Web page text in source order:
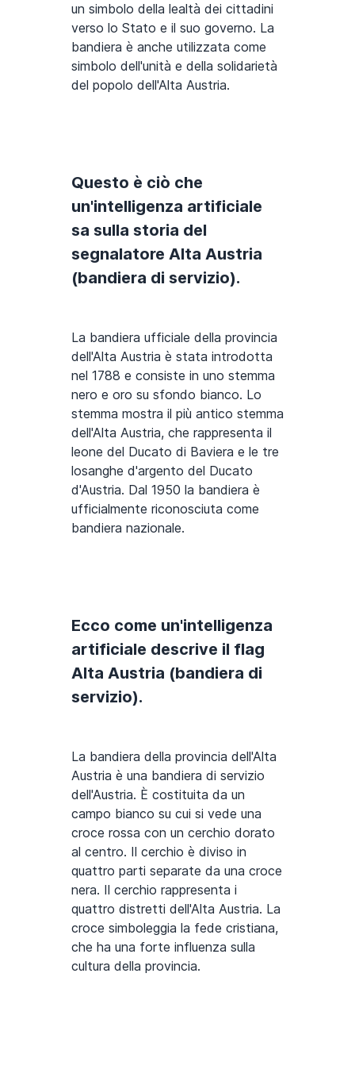
un simbolo della lealtà dei cittadini
verso lo Stato e il suo governo. La
bandiera è anche utilizzata come
simbolo dell'unità e della solidarietà
del popolo dell'Alta Austria.
Questo è ciò che
un'intelligenza artificiale
sa sulla storia del
segnalatore Alta Austria
(bandiera di servizio).
La bandiera ufficiale della provincia
dell'Alta Austria è stata introdotta
nel 1788 e consiste in uno stemma
nero e oro su sfondo bianco. Lo
stemma mostra il più antico stemma
dell'Alta Austria, che rappresenta il
leone del Ducato di Baviera e le tre
losanghe d'argento del Ducato
d'Austria. Dal 1950 la bandiera è
ufficialmente riconosciuta come
bandiera nazionale.
Ecco come un'intelligenza
artificiale descrive il flag
Alta Austria (bandiera di
servizio).
La bandiera della provincia dell'Alta
Austria è una bandiera di servizio
dell'Austria. È costituita da un
campo bianco su cui si vede una
croce rossa con un cerchio dorato
al centro. Il cerchio è diviso in
quattro parti separate da una croce
nera. Il cerchio rappresenta i
quattro distretti dell'Alta Austria. La
croce simboleggia la fede cristiana,
che ha una forte influenza sulla
cultura della provincia.